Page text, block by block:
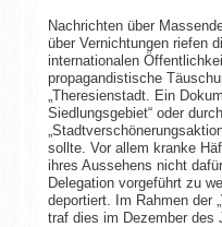
Nachrichten über
über Vernichtungen riefen
internationalen
propagandistische
„Theresienstadt. Ein
Siedlungsgebiet“ oder
sollte. Vor allem kranke
ihres Aussehens nicht
Delegation vorgeführt zu
deportiert. Im Rahmen der
traf dies im Dezember des